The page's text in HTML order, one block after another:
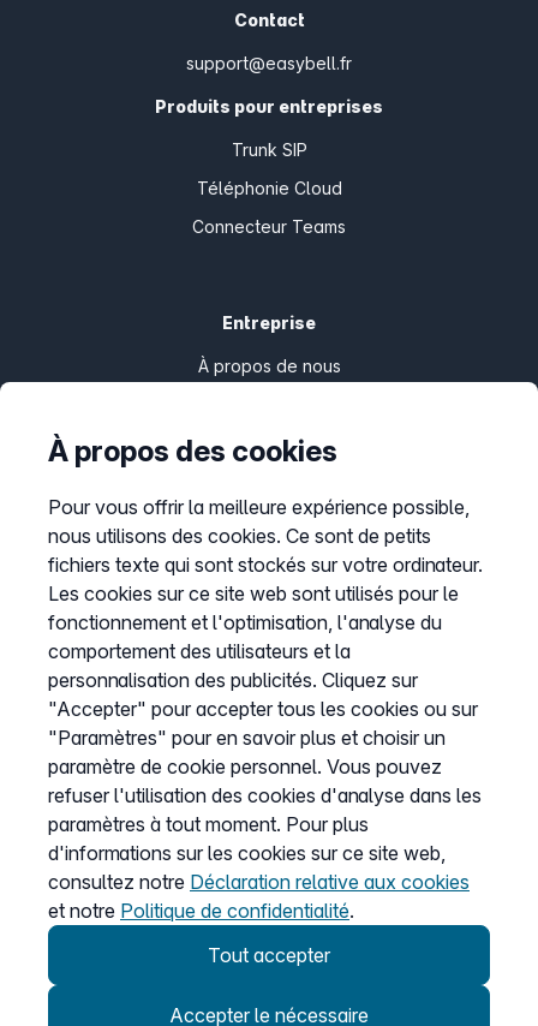
Contact
support@easybell.fr
Produits pour entreprises
Trunk SIP
Téléphonie Cloud
Connecteur Teams
Entreprise
À propos de nous
Programme Partenaire
Informations
Liste de prix
CGV
Protection des données
Mentions légales
Définir les cookies
Service
Aide
my.easybell
À propos des cookies
Pour vous offrir la meilleure expérience possible,
nous utilisons des cookies. Ce sont de petits
fichiers texte qui sont stockés sur votre ordinateur.
Les cookies sur ce site web sont utilisés pour le
fonctionnement et l'optimisation, l'analyse du
comportement des utilisateurs et la
personnalisation des publicités. Cliquez sur
"Accepter" pour accepter tous les cookies ou sur
"Paramètres" pour en savoir plus et choisir un
paramètre de cookie personnel. Vous pouvez
refuser l'utilisation des cookies d'analyse dans les
paramètres à tout moment. Pour plus
d'informations sur les cookies sur ce site web,
consultez notre Déclaration relative aux cookies
et notre Politique de confidentialité.
Tout accepter
Accepter le nécessaire